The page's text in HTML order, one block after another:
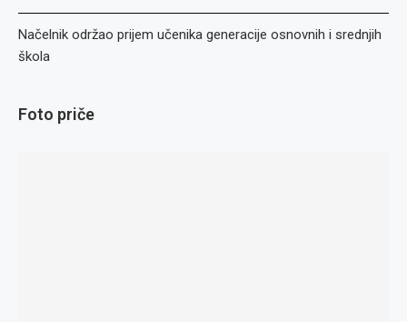
Načelnik održao prijem učenika generacije osnovnih i srednjih
škola
Foto priče